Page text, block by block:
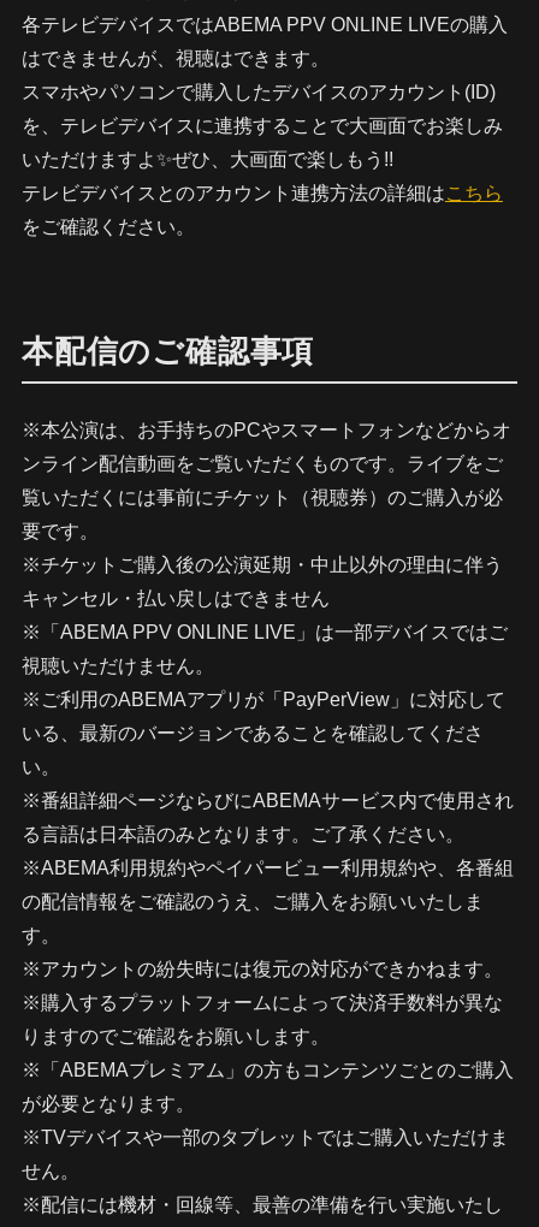
各テレビデバイスではABEMA PPV ONLINE LIVEの購入
はできませんが、視聴はできます。
スマホやパソコンで購入したデバイスのアカウント(ID)
を、テレビデバイスに連携することで大画面でお楽しみ
いただけますよ✨ぜひ、大画面で楽しもう!!
テレビデバイスとのアカウント連携方法の詳細はこちら
をご確認ください。
本配信のご確認事項
※本公演は、お手持ちのPCやスマートフォンなどからオ
ンライン配信動画をご覧いただくものです。ライブをご
覧いただくには事前にチケット（視聴券）のご購入が必
要です。
※チケットご購入後の公演延期・中止以外の理由に伴う
キャンセル・払い戻しはできません
※「ABEMA PPV ONLINE LIVE」は一部デバイスではご
視聴いただけません。
※ご利用のABEMAアプリが「PayPerView」に対応して
いる、最新のバージョンであることを確認してくださ
い。
※番組詳細ページならびにABEMAサービス内で使用され
る言語は日本語のみとなります。ご了承ください。
※ABEMA利用規約やペイパービュー利用規約や、各番組
の配信情報をご確認のうえ、ご購入をお願いいたしま
す。
※アカウントの紛失時には復元の対応ができかねます。
※購入するプラットフォームによって決済手数料が異な
りますのでご確認をお願いします。
※「ABEMAプレミアム」の方もコンテンツごとのご購入
が必要となります。
※TVデバイスや一部のタブレットではご購入いただけま
せん。
※配信には機材・回線等、最善の準備を行い実施いたし